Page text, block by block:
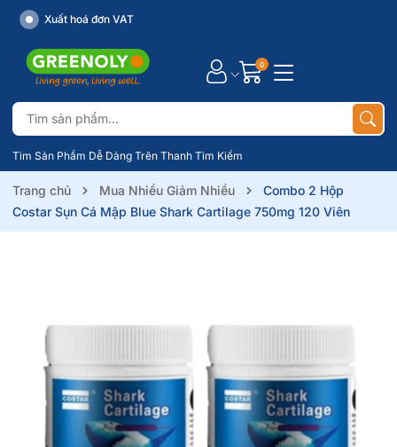
Xuất hoá đơn VAT
Tìm Sản Phẩm Dễ Dàng Trên Thanh Tìm Kiếm
0
Trang chủ Mua Nhiều Giảm Nhiều
Combo 2 Hộp
Costar Sụn Cá Mập Blue Shark Cartilage 750mg 120 Viên